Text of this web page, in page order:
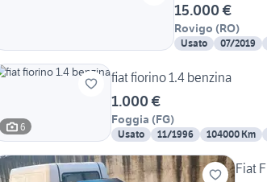
15.000 €
Rovigo (RO)
Usato 07/2019
6
fiat fiorino 1.4 benzina
1.000 €
Foggia (FG)
Usato 11/1996 104000 Km